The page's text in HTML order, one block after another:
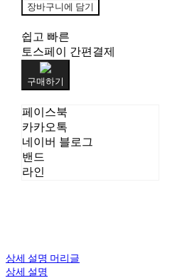
장바구니에 담기
쉽고 빠른
토스페이 간편결제
구매하기
페이스북
카카오톡
네이버 블로그
밴드
라인
상세 설명 머리글
상세 설명